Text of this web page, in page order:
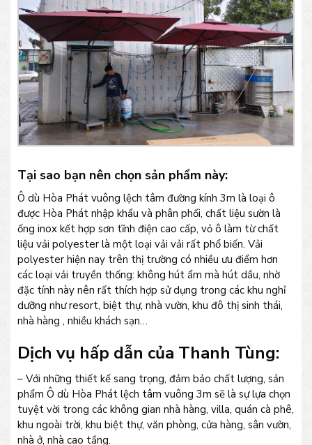
Tại sao bạn nên chọn sản phẩm này:
Ô dù Hòa Phát vuông lệch tâm đường kính 3m là loại ô
được Hòa Phát nhập khẩu và phân phối, chất liệu sườn là
ống inox kết hợp sơn tĩnh điện cao cấp, vỏ ô làm từ chất
liệu vải polyester là một loại vải vải rất phổ biến. Vải
polyester hiện nay trên thị trường có nhiều ưu điểm hơn
các loại vải truyền thống: không hút ẩm mà hút dầu, nhờ
đặc tính này nên rất thích hợp sử dụng trong các khu nghỉ
dưỡng như resort, biệt thự, nhà vườn, khu đô thị sinh thái,
nhà hàng , nhiều khách sạn…
Dịch vụ hấp dẫn của Thanh Tùng:
– Với những thiết kế sang trọng, đảm bảo chất lượng, sản
phẩm Ô dù Hòa Phát lệch tâm vuông 3m sẽ là sự lựa chọn
tuyệt vời trong các không gian nhà hàng, villa, quán cà phê,
khu ngoài trời, khu biệt thự, văn phòng, cửa hàng, sân vườn,
nhà ở, nhà cao tầng.